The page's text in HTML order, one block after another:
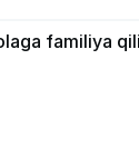
familiya